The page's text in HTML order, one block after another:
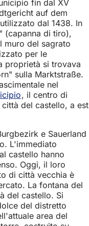
fin dal XV
auf dem
dal 1438. In
(capanna di tiro),
muro del sagrato
per le
proprietà si trovava
sulla Marktstraße.
nel
, il centro di
del castello, a est
e Sauerland
L'immediato
castello hanno
Oggi, il loro
di città vecchia è
La fontana del
del castello. Si
del distretto
area del